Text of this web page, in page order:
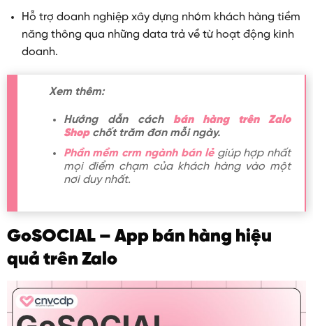
Hỗ trợ doanh nghiệp xây dựng nhóm khách hàng tiềm
năng thông qua những data trả về từ hoạt động kinh
doanh.
Xem thêm:
Hướng dẫn cách bán hàng trên Zalo
Shopchốt trăm đơn mỗi ngày.
Phần mềm crm ngành bán lẻgiúp hợp nhất
mọi điểm chạm của khách hàng vào một
nơi duy nhất.
GoSOCIAL – App bán hàng hiệu
quả trên Zalo